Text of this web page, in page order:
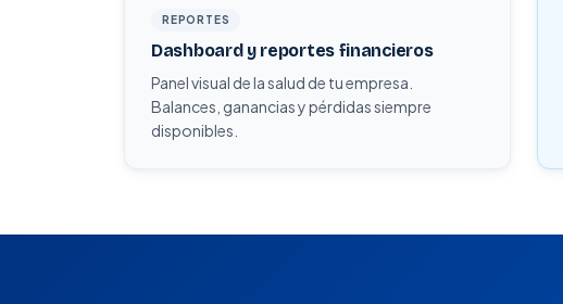
REPORTES
Dashboard y reportes financieros
Panel visual de la salud de tu empresa.
Balances, ganancias y pérdidas siempre
disponibles.